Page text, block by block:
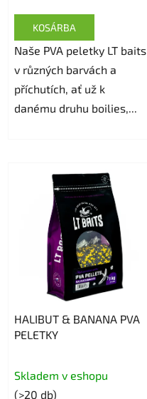
KOSÁRBA
Naše PVA peletky LT baits
v různých barvách a
příchutích, ať už k
danému druhu boilies,...
HALIBUT & BANANA PVA
PELETKY
Skladem v eshopu
(>20 db)